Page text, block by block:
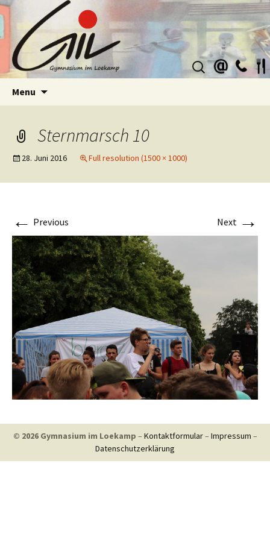
Suchen
nach:
Menu
Sternmarsch 10
28. Juni 2016 Full resolution (1500 × 1000)
← Previous Next →
© 2026 Gymnasium im Loekamp – Kontaktformular– Impressum –
Datenschutzerklärung